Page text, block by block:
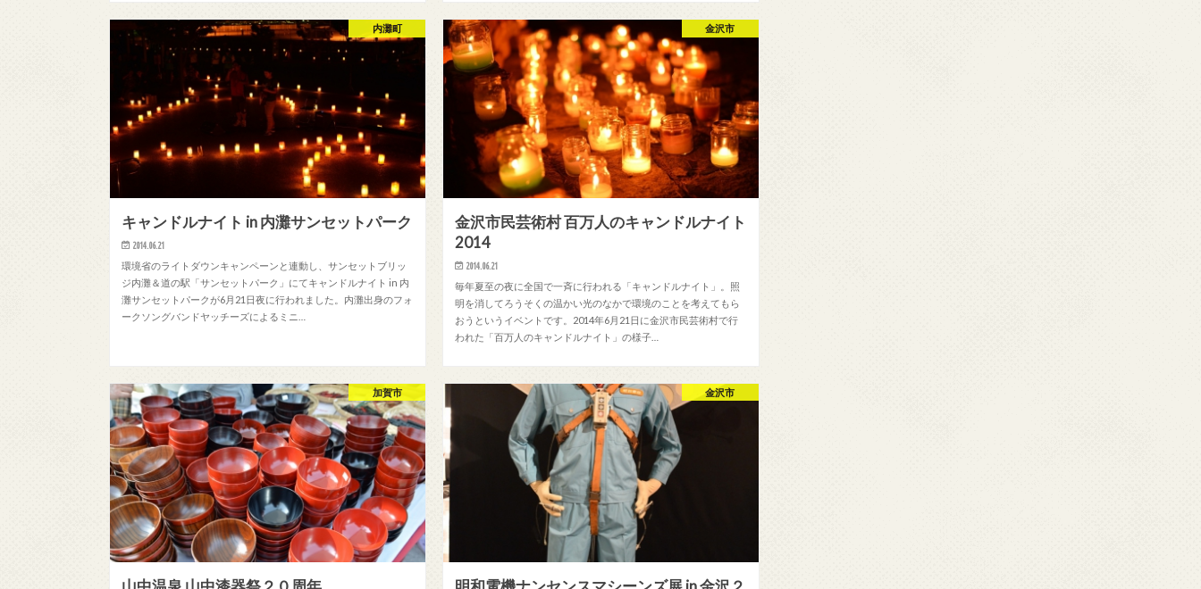
内灘町
キャンドルナイト in 内灘サンセットパーク
2014.06.21
環境省のライトダウンキャンペーンと連動し、サンセットブリッ
ジ内灘＆道の駅「サンセットパーク」にてキャンドルナイト in 内
灘サンセットパークが6月21日夜に行われました。内灘出身のフォ
ークソングバンドヤッチーズによるミニ…
金沢市
金沢市民芸術村 百万人のキャンドルナイト
2014
2014.06.21
毎年夏至の夜に全国で一斉に行われる「キャンドルナイト」。照
明を消してろうそくの温かい光のなかで環境のことを考えてもら
おうというイベントです。2014年6月21日に金沢市民芸術村で行
われた「百万人のキャンドルナイト」の様子…
加賀市 金沢市